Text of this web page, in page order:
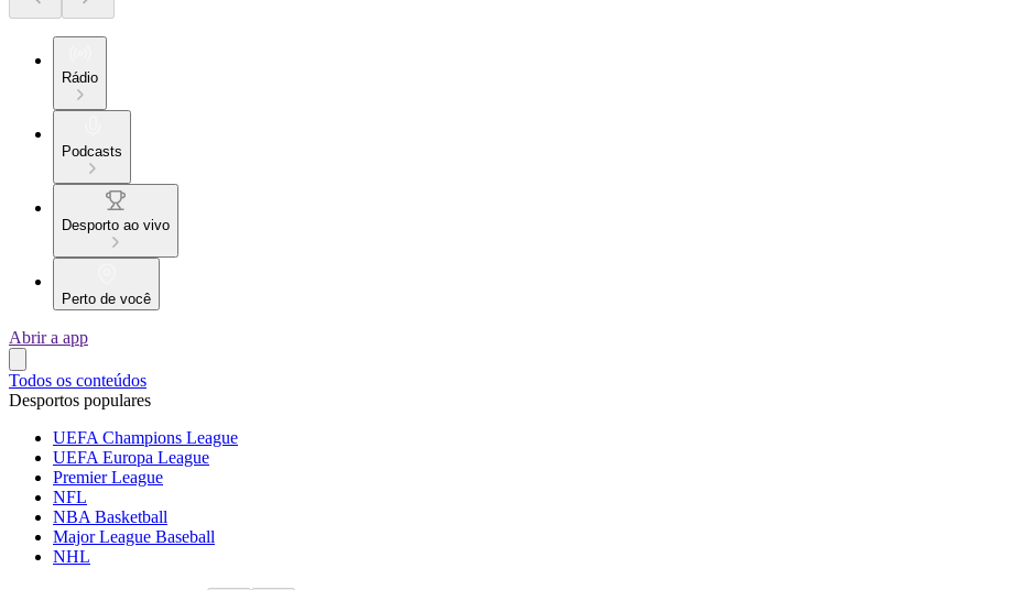
Rádio
Podcasts
Desporto ao vivo
Perto de você
Abrir a app
Todos os conteúdos
Desportos populares
UEFA Champions League
UEFA Europa League
Premier League
NFL
NBA Basketball
Major League Baseball
NHL